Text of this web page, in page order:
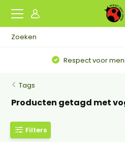
Respect voor
Tags
Producten getagd met
Filters